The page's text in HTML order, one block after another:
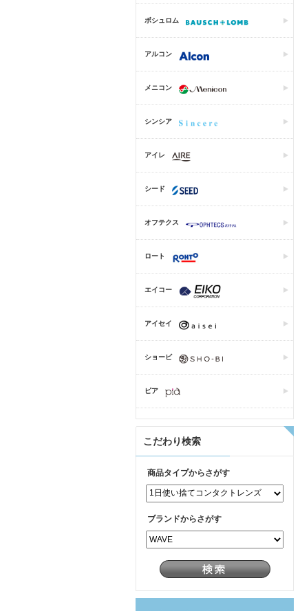
ボシュロム
アルコン
メニコン
シンシア
アイレ
シード
オフテクス
ロート
エイコー
アイセイ
ショービ
ピア
こだわり検索
商品タイプからさがす
ブランドからさがす